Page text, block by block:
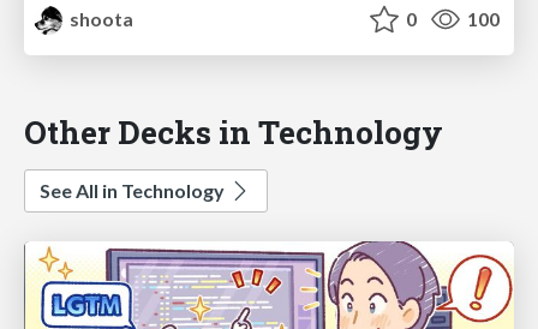
shoota
0 100
Other Decks in Technology
See All in Technology